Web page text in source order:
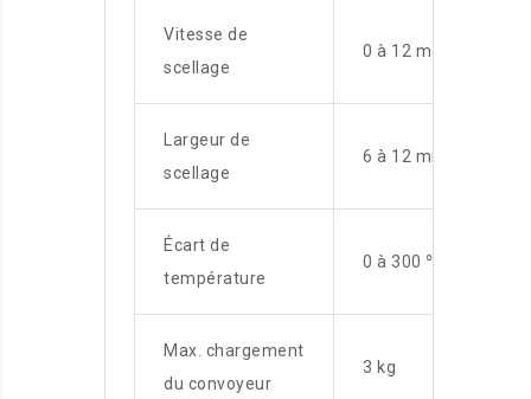
Vitesse de
scellage
0 à 12 m / min
Largeur de
scellage
6 à 12 mm
Écart de
température
0 à 300 ℃
Max. chargement
du convoyeur
3 kg